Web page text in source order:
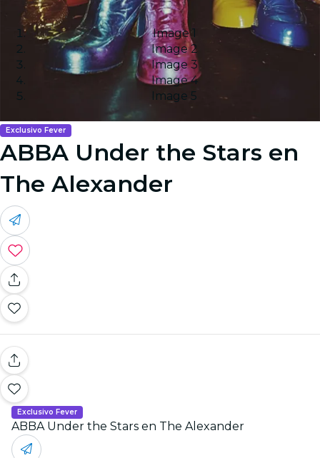
Image 1
Image 2
Image 3
Image 4
Image 5
Exclusivo Fever
ABBA Under the Stars en
The Alexander
Exclusivo Fever
ABBA Under the Stars en The Alexander